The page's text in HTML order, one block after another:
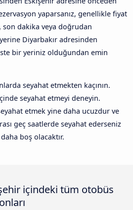
yaparsanız, genellikle fiyat
son dakika veya doğrudan
Diyarbakır adresinden
bir yeriniz olduğundan emin
seyahat etmekten kaçının.
seyahat etmeyi deneyin.
etmek yine daha ucuzdur ve
geç saatlerde seyahat ederseniz
boş olacaktır.
içindeki tüm otobüs